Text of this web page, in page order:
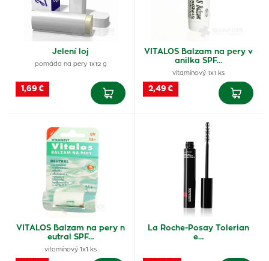
Jelení loj
pomáda na pery 1x12 g
1,69 €
VITALOS Balzam na pery v
anilka SPF…
vitamínový 1x1 ks
2,49 €
VITALOS Balzam na pery n
eutral SPF…
vitamínový 1x1 ks
La Roche-Posay Tolerian
e…